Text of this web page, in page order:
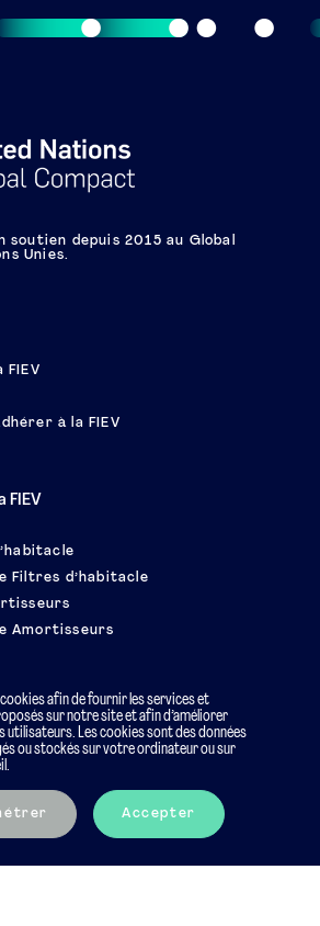
FIEV
à la FIEV
FIEV
Filtres d’habitacle
Amortisseurs
soutien depuis 2015 au Global
Unies.
légales Charte éthique
afin de fournir les services et
sur notre site et afin d’améliorer
utilisateurs. Les cookies sont des données
ou stockés sur votre ordinateur ou sur
Accepter